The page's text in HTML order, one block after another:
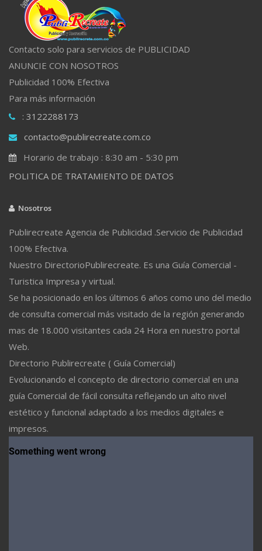
Contacto solo para servicios de PUBLICIDAD
ANUNCIE CON NOSOTROS
Publicidad 100% Efectiva
Para más información
: 3122288173
contacto@publirecreate.com.co
Horario de trabajo : 8:30 am - 5:30 pm
POLITICA DE TRATAMIENTO DE DATOS
Nosotros
Publirecreate Agencia de Publicidad .Servicio de Publicidad
100% Efectiva.
Nuestro DirectorioPublirecreate. Es una Guía Comercial -
Turistica Impresa y virtual.
Se ha posicionado en los últimos 6 años como uno del medio
de consulta comercial más visitado de la región generando
mas de 18.000 visitantes cada 24 Hora en nuestro portal
Web.
Directorio Publirecreate ( Guía Comercial)
Evolucionando el concepto de directorio comercial en una
guía Comercial de fácil consulta reflejando un alto nivel
estético y funcional adaptado a los medios digitales e
impresos.